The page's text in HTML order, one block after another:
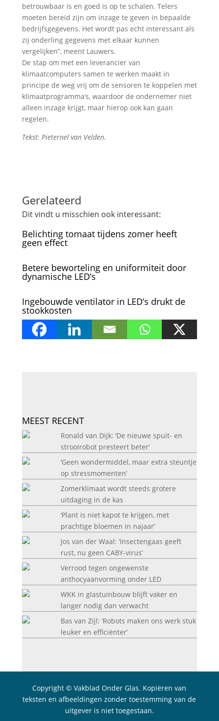
betrouwbaar is en goed is op te schalen. Telers
moeten bereid zijn om inzage te geven in bepaalde
bedrijfsgegevens. Het wordt pas echt interessant als
zij onderling gegevens met elkaar kunnen
vergelijken”, meent Lauwers.
De stap om met een leverancier van
klimaatcomputers samen te werken maakt in
principe de weg vrij om de sensoren te koppelen met
klimaatprogramma’s, waardoor de ondernemer niet
alleen inzage krijgt, maar hierop ook kan gaan
regelen.
Tekst: Pieternel van Velden.
Gerelateerd
Dit vindt u misschien ook interessant:
Belichting tomaat tijdens zomer heeft
geen effect
Betere beworteling en uniformiteit door
dynamische LED’s
Ingebouwde ventilator in LED’s drukt de
stookkosten
MEEST RECENT
Ronald van Dijk: ‘De nieuwe spuit- en
strooirobot presteert beter’
‘Geen wondermiddel, maar extra steuntje
op stressmomenten’
Zomerklimaat wordt steeds grotere
uitdaging in de kas
‘Plant is niet kapot te krijgen, met
prachtige bloemen in najaar’
Jos van der Waal: ‘Insectengaas geeft
rust, nu geen CABY-virus’
Verrood tegen ongewenste
anthocyaanvorming onder LED
WKK in glastuinbouw blijft vaker en
langer nodig dan verwacht
Bas van Zijl: ‘Robots maken ons werk stuk
leuker en efficiënter’
Copyright © Vakblad Onder Glas. Kopiëren van
teksten en afbeeldingen zonder toestemming van de
uitgever is niet toegestaan.